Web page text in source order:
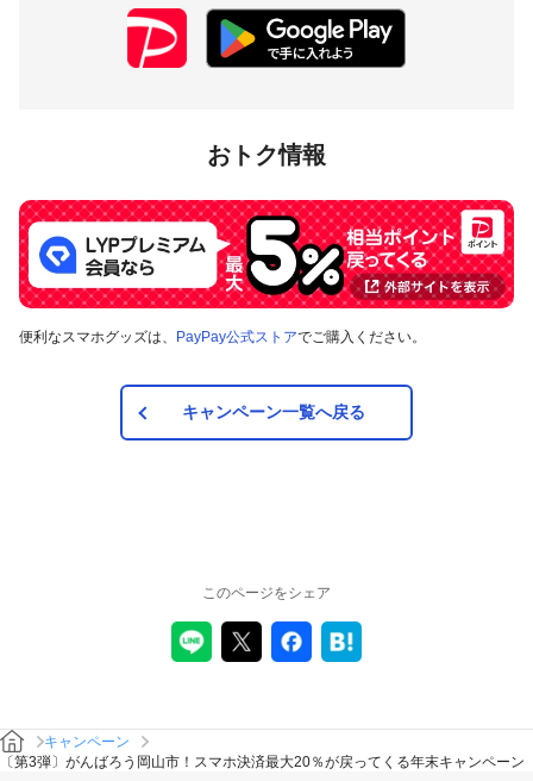
おトク情報
便利なスマホグッズは、 PayPay公式ストアでご購入ください。
キャンペーン一覧へ戻る
このページをシェア
キャンペーン
〔第3弾〕がんばろう岡山市！スマホ決済最大20％が戻ってくる年末キャンペーン